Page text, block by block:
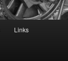
Links